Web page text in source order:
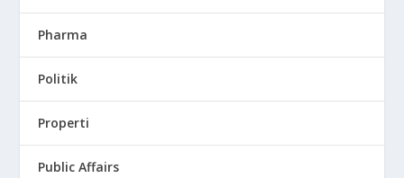
Pharma
Politik
Properti
Public Affairs